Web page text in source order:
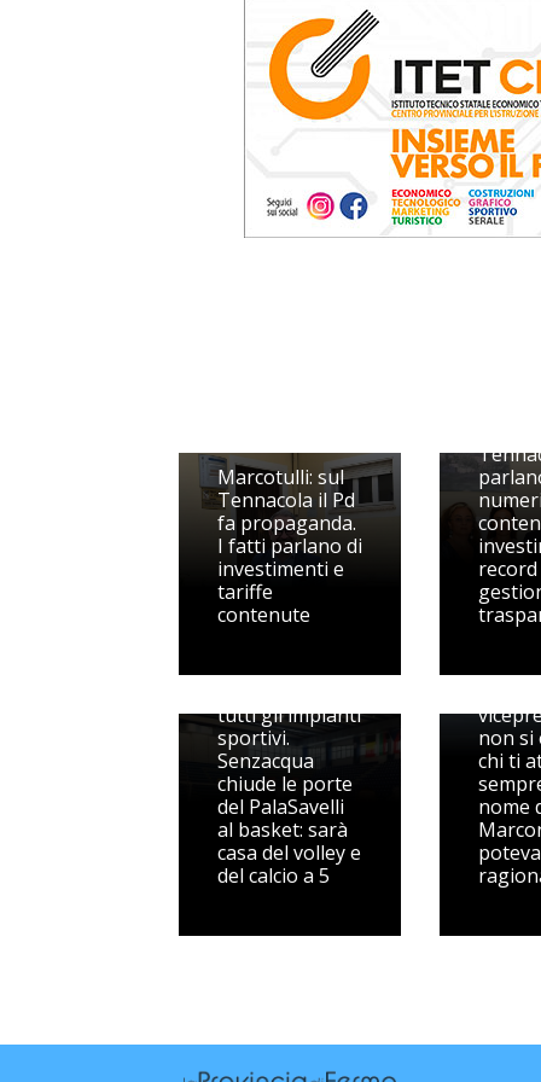
Marcotulli: sul
Tennacola il Pd
fa propaganda.
I fatti parlano di
investimenti e
tariffe
contenute
record
tutti gli impianti
sportivi.
Senzacqua
chiude le porte
del PalaSavelli
al basket: sarà
casa del volley e
del calcio a 5
non si
chi ti
nome
poteva